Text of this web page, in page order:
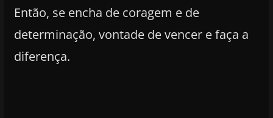
Então, se encha de coragem e de
determinação, vontade de vencer e faça a
diferença.